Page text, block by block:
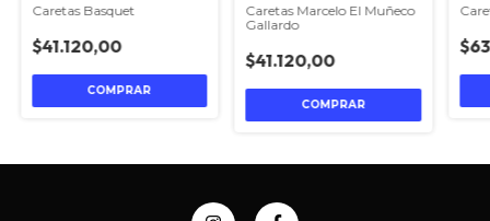
Caretas Basquet
$41.120,00
Caretas Marcelo El Muñeco
Gallardo
$41.120,00